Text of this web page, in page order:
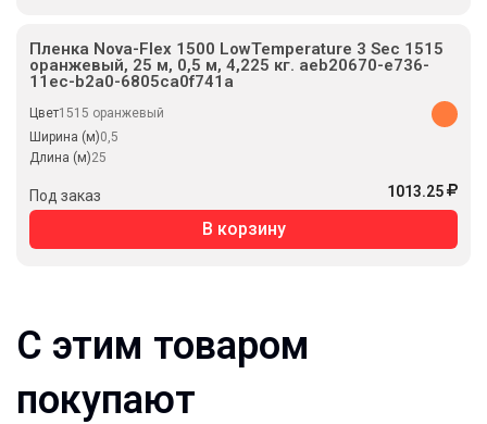
Пленка Nova-Flex 1500 LowTemperature 3 Sec 1515
оранжевый, 25 м, 0,5 м, 4,225 кг. aeb20670-e736-
11ec-b2a0-6805ca0f741a
Цвет1515 оранжевый
Ширина (м)0,5
Длина (м)25
Под заказ 1013.25
В корзину
С этим товаром
покупают